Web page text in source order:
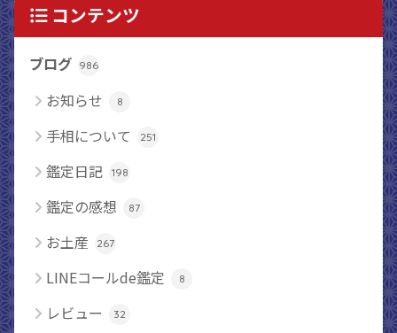
コンテンツ
ブログ 986
お知らせ 8
手相について 251
鑑定日記 198
鑑定の感想 87
お土産 267
LINEコールde鑑定 8
レビュー 32